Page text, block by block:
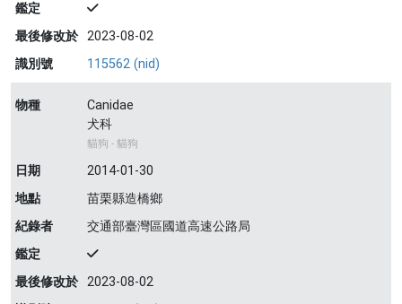
鑑定
最後修改於 2023-08-02
識別號
115562 (nid)
物種
Canidae
犬科
貓狗 - 貓狗
日期
2014-01-30
地點
苗栗縣造橋鄉
紀錄者
交通部臺灣區國道高速公路局
鑑定
最後修改於 2023-08-02